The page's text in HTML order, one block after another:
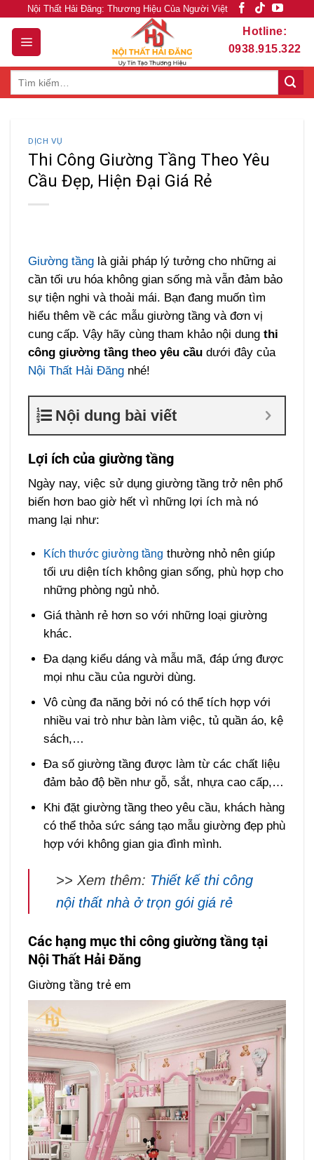
content
Nội Thất Hải Đăng: Thương Hiệu Của Người Việt
Hotline:
0938.915.322
DỊCH VỤ
Thi Công Giường Tầng Theo Yêu
Cầu Đẹp, Hiện Đại Giá Rẻ
Giường tầng là giải pháp lý tưởng cho những ai
cần tối ưu hóa không gian sống mà vẫn đảm bảo
sự tiện nghi và thoải mái. Bạn đang muốn tìm
hiểu thêm về các mẫu giường tầng và đơn vị
cung cấp. Vậy hãy cùng tham khảo nội dungthi
công giường tầng theo yêu cầu dưới đây của
Nội Thất Hải Đăng nhé!
Nội dung bài viết
Lợi ích của giường tầng
Ngày nay, việc sử dụng giường tầng trở nên phổ
biến hơn bao giờ hết vì những lợi ích mà nó
mang lại như:
Kích thước giường tầng thường nhỏ nên giúp
tối ưu diện tích không gian sống, phù hợp cho
những phòng ngủ nhỏ.
Giá thành rẻ hơn so với những loại giường
khác.
Đa dạng kiểu dáng và mẫu mã, đáp ứng được
mọi nhu cầu của người dùng.
Vô cùng đa năng bởi nó có thể tích hợp với
nhiều vai trò như bàn làm việc, tủ quần áo, kệ
sách,…
Đa số giường tầng được làm từ các chất liệu
đảm bảo độ bền như gỗ, sắt, nhựa cao cấp,…
Khi đặt giường tầng theo yêu cầu, khách hàng
có thể thỏa sức sáng tạo mẫu giường đẹp phù
hợp với không gian gia đình mình.
>> Xem thêm: Thiết kế thi công
nội thất nhà ở trọn gói giá rẻ
Các hạng mục thi công giường tầng tại
Nội Thất Hải Đăng
Giường tầng trẻ em